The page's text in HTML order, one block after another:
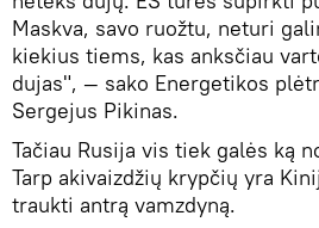
Maskva, savo ruožtu, neturi
kiekius tiems, kas anksčiau
dujas", — sako Energetikos
Sergejus Pikinas.
Tačiau Rusija vis tiek galės ką
Tarp akivaizdžių krypčių yra
traukti antrą vamzdyną.